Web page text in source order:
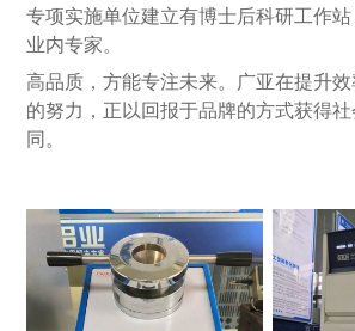
专项实施单位建立有博士后科研工作
业内专家。
高品质，方能专注未来。广亚在提升
的努力，正以回报于品牌的方式获得
同。